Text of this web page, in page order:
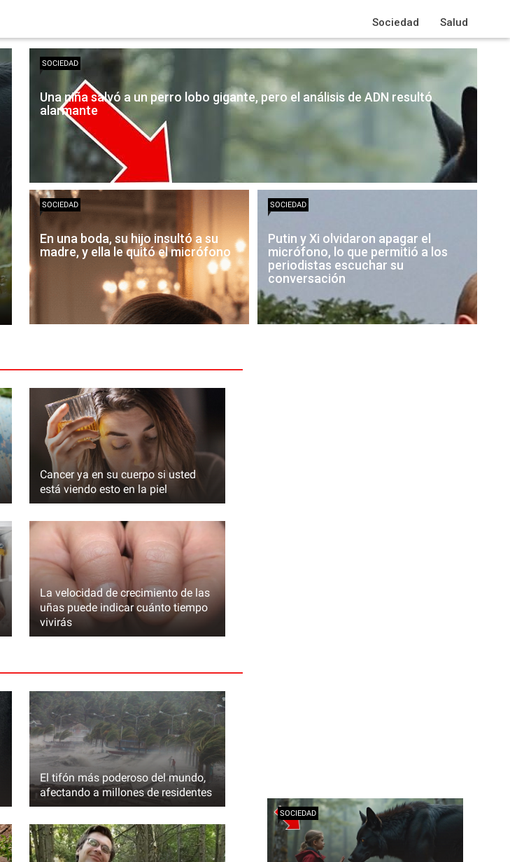
Sociedad Salud
SOCIEDAD
Una niña salvó a un perro lobo gigante, pero el análisis de ADN resultó
alarmante
SOCIEDAD
En una boda, su hijo insultó a su
madre, y ella le quitó el micrófono
SOCIEDAD
Putin y Xi olvidaron apagar el
micrófono, lo que permitió a los
periodistas escuchar su
conversación
Сancer ya en su cuerpo si usted
está viendo esto en la piel
La velocidad de crecimiento de las
uñas puede indicar cuánto tiempo
vivirás
El tifón más poderoso del mundo,
afectando a millones de residentes
SOCIEDAD